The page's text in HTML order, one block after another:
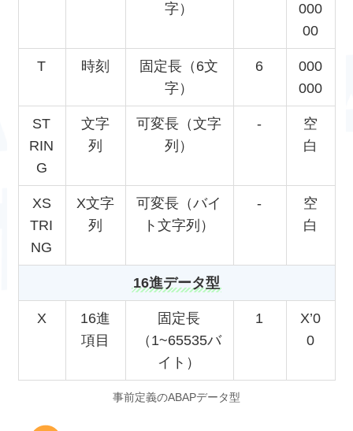
字）
000
00
T 時刻
固定長（6文
字）
6
000
000
ST
RIN
G
文字
列
可変長（文字
列）
‐
空
白
XS
TRI
NG
X文字
列
可変長（バイ
ト文字列）
‐
空
白
16進データ型
X
16進
項目
固定長
（1~65535バ
イト）
1
X’0
0
事前定義のABAPデータ型